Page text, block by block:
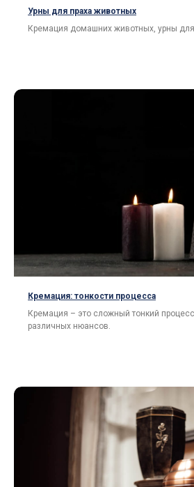
Урны для праха животных
Кремация домашних животных, урны
Кремация: тонкости процесса
Кремация – это сложный тонкий
различных нюансов.